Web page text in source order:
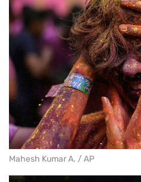
Mahesh Kumar A. / AP